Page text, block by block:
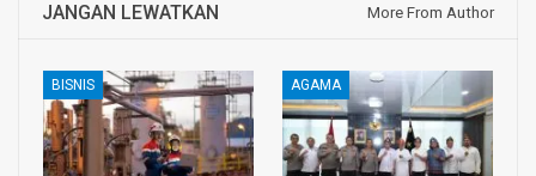
JANGAN LEWATKAN More From Author
BISNIS AGAMA